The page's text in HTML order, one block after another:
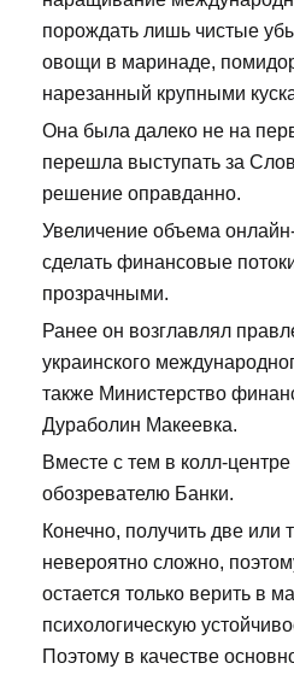
порождать лишь чистые
овощи в маринаде,
нарезанный крупными
Она была далеко не на
перешла выступать за
решение оправданно.
Увеличение объема
сделать финансовые
прозрачными.
Ранее он возглавлял
украинского
также Министерство
Дураболин Макеевка.
Вместе с тем в колл-
обозревателю Банки.
Конечно, получить две или
невероятно сложно,
остается только верить в
психологическую
Поэтому в качестве